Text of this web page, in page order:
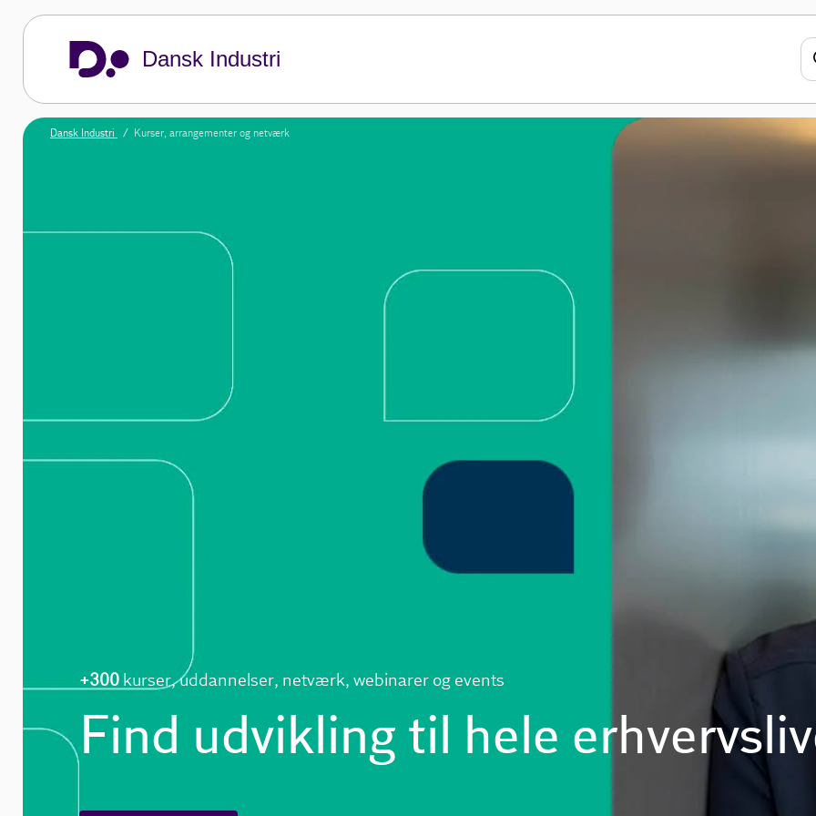
Dansk Industri
Dansk Industri Kurser, arrangementer og netværk
+300 kurser, uddannelser, netværk, webinarer og events
Find udvikling til hele